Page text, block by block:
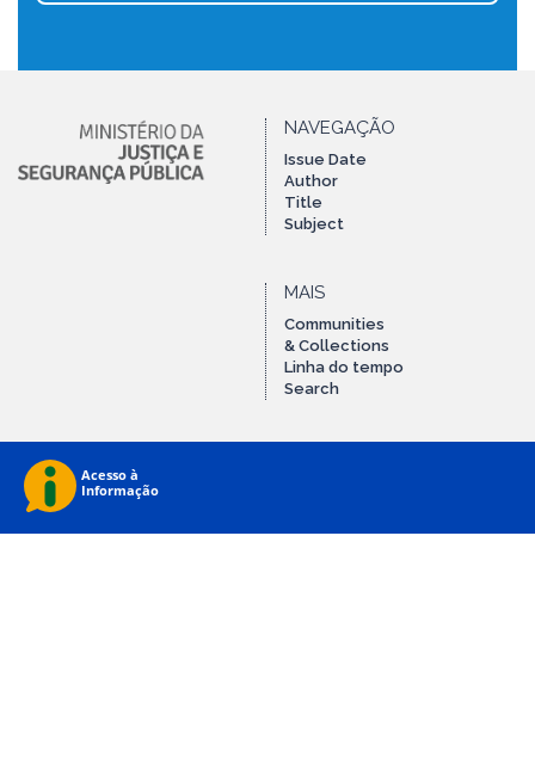
NAVEGAÇÃO
Issue Date
Author
Title
Subject
MAIS
Communities
& Collections
Linha do tempo
Search